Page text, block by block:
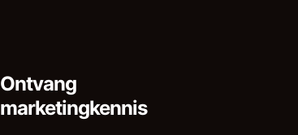
Ontvang
marketingkennis